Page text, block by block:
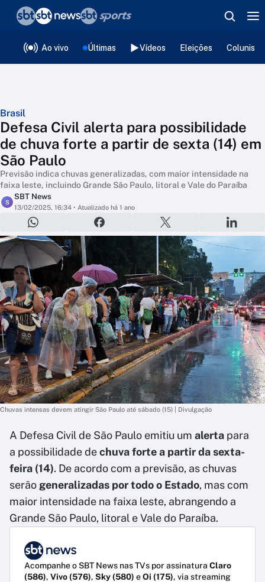
Ao vivo Últimas Vídeos Eleições
Brasil
Defesa Civil alerta para possibilidade
de chuva forte a partir de sexta (14) em
São Paulo
Previsão indica chuvas generalizadas, com maior intensidade na
faixa leste, incluindo Grande São Paulo, litoral e Vale do Paraíba
S
SBT News
13/02/2025, 16:34 • Atualizado há 1 ano
Chuvas intensas devem atingir São Paulo até sábado (15) | Divulgação
A Defesa Civil de São Paulo emitiu um alerta para
a possibilidade dechuva forte a partir da sexta-
feira (14). De acordo com a previsão, as chuvas
serão generalizadas por todo o Estado, mas com
maior intensidade na faixa leste, abrangendo a
Grande São Paulo, litoral e Vale do Paraíba.
Acompanhe o SBT News nas TVs por assinatura Claro
(586), Vivo (576), Sky (580) eOi (175), via streaming
❮voltar
Editorias